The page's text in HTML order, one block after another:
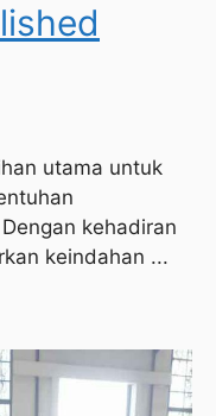
utama untuk
kehadiran
keindahan ...